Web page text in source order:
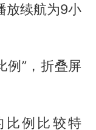
放续航为9小
例”，折叠屏
比例比较特